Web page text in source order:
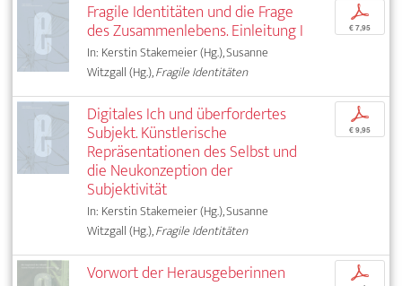
Fragile Identitäten und die Frage
des Zusammenlebens. Einleitung I
In: Kerstin Stakemeier (Hg.), Susanne
Witzgall (Hg.),Fragile Identitäten
p
€ 7,95
Digitales Ich und überfordertes
Subjekt. Künstlerische
Repräsentationen des Selbst und
die Neukonzeption der
Subjektivität
In: Kerstin Stakemeier (Hg.), Susanne
Witzgall (Hg.),Fragile Identitäten
p
€ 9,95
Vorwort der Herausgeberinnen p